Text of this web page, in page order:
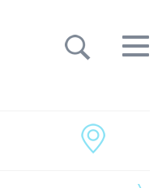
Toggle